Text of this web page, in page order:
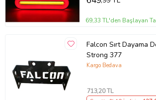
69,33 TL'den Başlayan
Falcon Sırt Dayama
Strong 377
Kargo Bedava
713,20 TL